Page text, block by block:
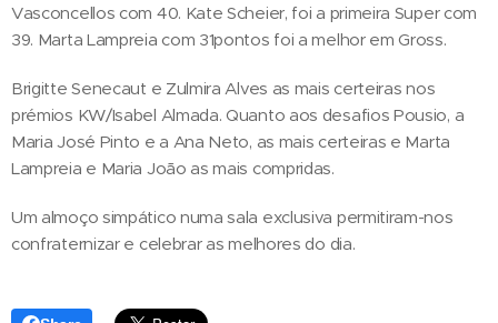
Vasconcellos com 40. Kate Scheier, foi a primeira Super com
39. Marta Lampreia com 31pontos foi a melhor em Gross.
Brigitte Senecaut e Zulmira Alves as mais certeiras nos
prémios KW/Isabel Almada. Quanto aos desafios Pousio, a
Maria José Pinto e a Ana Neto, as mais certeiras e Marta
Lampreia e Maria João as mais compridas.
Um almoço simpático numa sala exclusiva permitiram-nos
confraternizar e celebrar as melhores do dia.